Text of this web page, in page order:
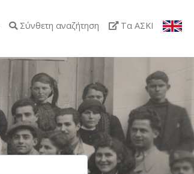
Σύνθετη αναζήτηση Τα ΑΣΚΙ